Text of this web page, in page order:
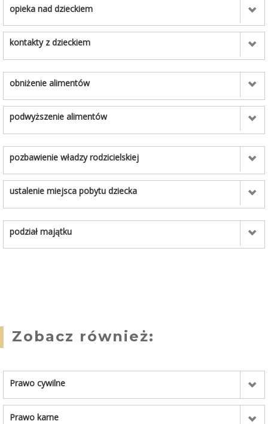
opieka nad dzieckiem
kontakty z dzieckiem
obniżenie alimentów
podwyższenie alimentów
pozbawienie władzy rodzicielskiej
ustalenie miejsca pobytu dziecka
podział majątku
Zobacz również:
Prawo cywilne
Prawo karne